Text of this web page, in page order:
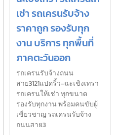
เช่า รถเครนรับจ้าง
ราคาถูก รองรับทุก
งาน บริการ ทุกพื้นที่
ภาคตะวันออก
รถเครนรับจ้างถนน
สาย3121แปดริ้ว-ฉะเชิงเทรา
รถเครนให้เช่า ทุกขนาด
รองรับทุกงาน พร้อมคนขับผู้
เชี่ยวชาญ รถเครนรับจ้าง
ถนนสาย3